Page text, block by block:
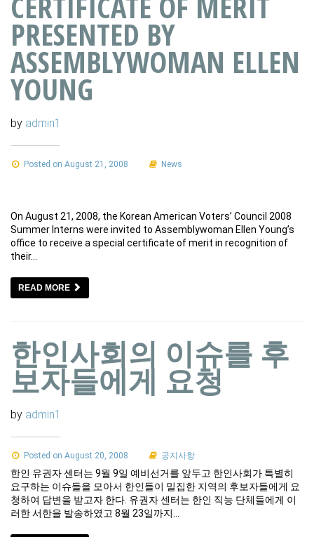
PRESENTED BY
ASSEMBLYWOMAN ELLEN
YOUNG
by admin1
Posted on August 21, 2008 News
On August 21, 2008, the Korean American Voters’ Council 2008
Summer Interns were invited to Assemblywoman Ellen Young’s
office to receive a special certificate of merit in recognition of
their…
READ MORE
한인사회의 이슈를 후
보자들에게 요청
by admin1
Posted on August 20, 2008 공지사항
한인 유권자 센터는 9월 9일 예비선거를 앞두고 한인사회가 특별히
요구하는 이슈들을 모아서 한인들이 밀집한 지역의 후보자들에게 요
청하여 답변을 받고자 한다. 유권자 센터는 한인 직능 단체들에게 이
러한 서한을 발송하였고 8월 23일까지…